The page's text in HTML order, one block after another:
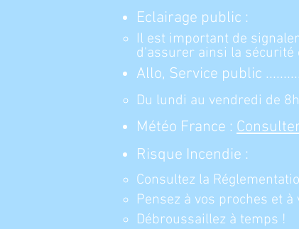
Eclairage public :
Il est important de
d'assurer ainsi la sécurité
Allo, Service public
Du lundi au vendredi de
Météo France :
Risque Incendie :
Consultez la
​​Pensez à vos proches et à
Débroussaillez à temps !